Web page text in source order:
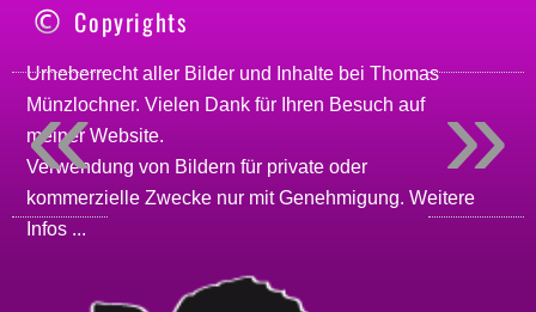
Copyrights
Urheberrecht aller Bilder und Inhalte beiThomas
Münzlochner. Vielen Dank für Ihren Besuch auf
meinerWebsite.
Verwendung von Bildern für private oder
kommerzielle Zwecke nur mit Genehmigung.Weitere
Infos ...
»
«